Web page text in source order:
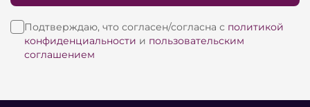
Подтверждаю, что согласен/согласна с политикой
конфиденциальности и пользовательским
соглашением